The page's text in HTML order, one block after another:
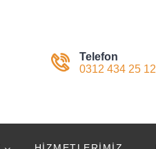
Telefon
0312 434 25 12